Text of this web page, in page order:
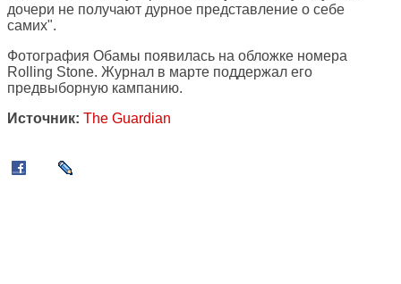
дочери не получают дурное представление о себе
самих".
Фотография Обамы появилась на обложке номера
Rolling Stone. Журнал в марте поддержал его
предвыборную кампанию.
Источник: The Guardian